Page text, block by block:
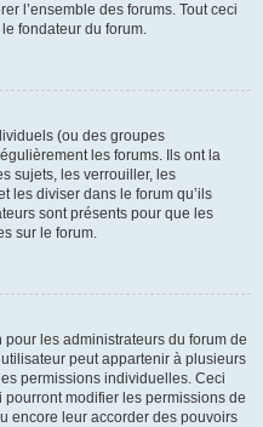
l’ensemble des forums. Tout ceci
fondateur du forum.
(ou des groupes
les forums. Ils ont la
sujets, les verrouiller, les
les diviser dans le forum qu’ils
sont présents pour que les
sur le forum.
pour les administrateurs du forum de
peut appartenir à plusieurs
permissions individuelles. Ceci
modifier les permissions de
encore leur accorder des pouvoirs